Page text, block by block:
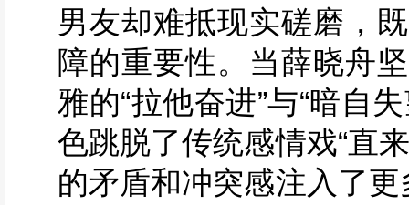
男友却难抵现实磋磨，
障的重要性。当薛晓舟
雅的“拉他奋进”与“暗自
色跳脱了传统感情戏“直
的矛盾和冲突感注入了更